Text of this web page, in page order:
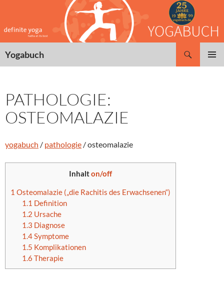
springen
Yogabuch
PATHOLOGIE:
OSTEOMALAZIE
yogabuch / pathologie / osteomalazie
Inhalton/off
1 Osteomalazie („die Rachitis des Erwachsenen“)
1.1 Definition
1.2 Ursache
1.3 Diagnose
1.4Symptome
1.5 Komplikationen
1.6 Therapie